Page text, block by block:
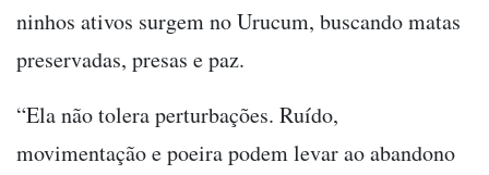
ninhos ativos surgem no Urucum, buscando matas
preservadas, presas e paz.
“Ela não tolera perturbações. Ruído,
movimentação e poeira podem levar ao abandono